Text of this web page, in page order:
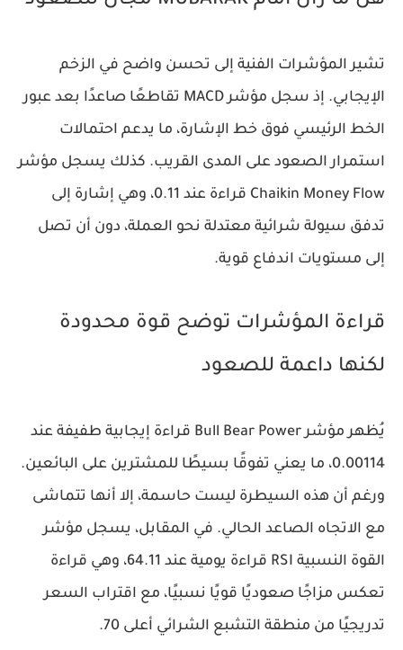
تشير المؤشرات الفنية إلى تحسن واضح في الزخم
الإيجابي. إذ سجل مؤشر MACD تقاطعًا صاعدًا بعد عبور
الخط الرئيسي فوق خط الإشارة، ما يدعم احتمالات
استمرار الصعود على المدى القريب. كذلك يسجل مؤشر
Chaikin Money Flow قراءة عند 0.11، وهي إشارة إلى
تدفق سيولة شرائية معتدلة نحو العملة، دون أن تصل
إلى مستويات اندفاع قوية.
قراءة المؤشرات توضح قوة محدودة
لكنها داعمة للصعود
يُظهر مؤشر Bull Bear Power قراءة إيجابية طفيفة عند
0.00114، ما يعني تفوقًا بسيطًا للمشترين على البائعين.
ورغم أن هذه السيطرة ليست حاسمة، إلا أنها تتماشى
مع الاتجاه الصاعد الحالي. في المقابل، يسجل مؤشر
القوة النسبية RSI قراءة يومية عند 64.11، وهي قراءة
تعكس مزاجًا صعوديًا قويًا نسبيًا، مع اقتراب السعر
تدريجيًا من منطقة التشبع الشرائي أعلى 70.